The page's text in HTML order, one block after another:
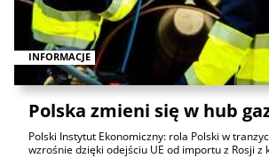
INFORMACJE
Polska zmieni się w hub
Polski Instytut Ekonomiczny: rola Polski w
wzrośnie dzięki odejściu UE od importu z Rosji z